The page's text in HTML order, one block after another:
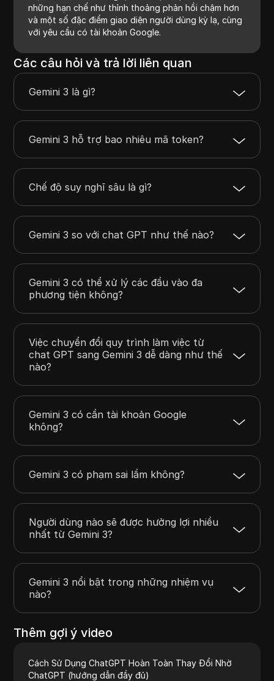
những hạn chế như thỉnh thoảng phản hồi chậm hơn
và một số đặc điểm giao diện người dùng kỳ lạ, cùng
với yêu cầu có tài khoản Google.
Các câu hỏi và trả lời liên quan
Gemini 3 là gì?
Gemini 3 hỗ trợ bao nhiêu mã token?
Chế độ suy nghĩ sâu là gì?
Gemini 3 so với chat GPT như thế nào?
Gemini 3 có thể xử lý các đầu vào đa
phương tiện không?
Việc chuyển đổi quy trình làm việc từ
chat GPT sang Gemini 3 dễ dàng như thế
nào?
Gemini 3 có cần tài khoản Google
không?
Gemini 3 có phạm sai lầm không?
Người dùng nào sẽ được hưởng lợi nhiều
nhất từ Gemini 3?
Gemini 3 nổi bật trong những nhiệm vụ
nào?
Thêm gợi ý video
Cách Sử Dụng ChatGPT Hoàn Toàn Thay Đổi Nhờ
ChatGPT (hướng dẫn đầy đủ)